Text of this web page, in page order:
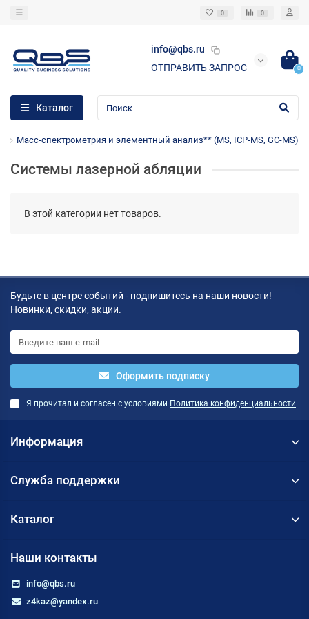
0 0
info@qbs.ru
ОТПРАВИТЬ ЗАПРОС
0
Каталог
Масс-спектрометрия и элементный анализ** (MS, ICP-MS, GC-MS)
Системы лазерной абляции
В этой категории нет товаров.
Будьте в центре событий - подпишитесь на наши новости!
Новинки, скидки, акции.
Оформить подписку
Я прочитал и согласен с условиями Политика конфиденциальности
Информация
Служба поддержки
Каталог
Наши контакты
info@qbs.ru
z4kaz@yandex.ru